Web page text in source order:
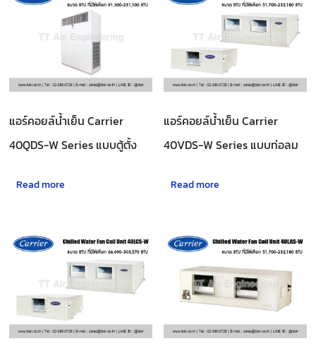
แอร์คอยล์น้ำเย็น Carrier
40QDS-W Series แบบตู้ตั้ง
Read more
แอร์คอยล์น้ำเย็น Carrier
40VDS-W Series แบบท่อลม
Read more